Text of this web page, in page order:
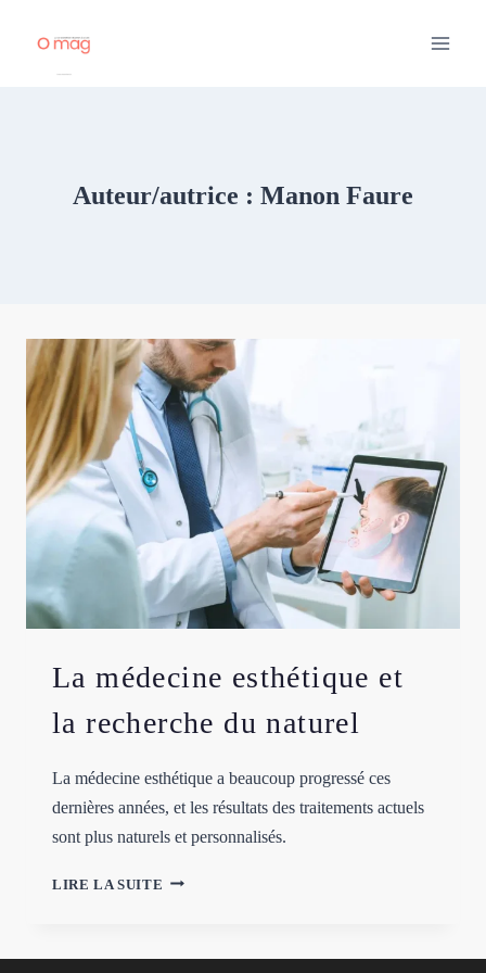
Auteur/autrice : Manon Faure
La médecine esthétique et
la recherche du naturel
La médecine esthétique a beaucoup progressé ces
dernières années, et les résultats des traitements actuels
sont plus naturels et personnalisés.
LIRE LA SUITE LA